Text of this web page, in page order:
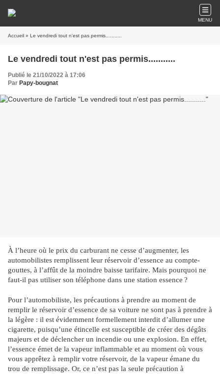
MENU
Accueil » Le vendredi tout n'est pas permis...........
Le vendredi tout n'est pas permis...........
Publié le 21/10/2022 à 17:06
Par Papy-bougnat
À l’heure où le prix du carburant ne cesse d’augmenter, les
automobilistes remplissent leur réservoir d’essence au compte-
gouttes, à l’affût de la moindre baisse tarifaire. Mais pourquoi ne
faut-il pas utiliser son téléphone dans une station essence ?
Pour l’automobiliste, les précautions à prendre au moment de
remplir le réservoir d’essence de sa voiture ne sont pas à prendre à
la légère : il est évidemment formellement interdit d’allumer une
cigarette, puisqu’une étincelle est susceptible de créer des dégâts
majeurs et de déclencher un incendie ou une explosion. En effet,
l’essence émet de la vapeur inflammable et au moment où vous
vous apprêtez à remplir votre réservoir, de la vapeur émane du
trou de remplissage. Or, ce n’est pas la seule précaution à